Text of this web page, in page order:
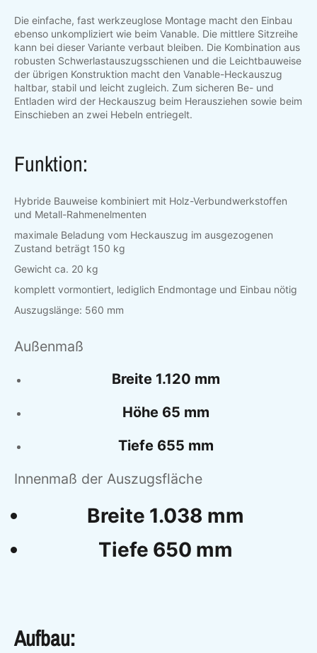
Die einfache, fast werkzeuglose Montage macht den Einbau
ebenso unkompliziert wie beim Vanable. Die mittlere Sitzreihe
kann bei dieser Variante verbaut bleiben. Die Kombination aus
robusten Schwerlastauszugsschienen und die Leichtbauweise
der übrigen Konstruktion macht den Vanable-Heckauszug
haltbar, stabil und leicht zugleich. Zum sicheren Be- und
Entladen wird der Heckauszug beim Herausziehen sowie beim
Einschieben an zwei Hebeln entriegelt.
Funktion:
Hybride Bauweise kombiniert mit Holz-Verbundwerkstoffen
und Metall-Rahmenelmenten
maximale Beladung vom Heckauszug im ausgezogenen
Zustand beträgt 150 kg
Gewicht ca. 20 kg
komplett vormontiert, lediglich Endmontage und Einbau nötig
Auszugslänge: 560 mm
Außenmaß
Breite 1.120 mm
Höhe 65 mm
Tiefe 655 mm
Innenmaß der Auszugsfläche
Breite 1.038 mm
Tiefe 650 mm
Aufbau: